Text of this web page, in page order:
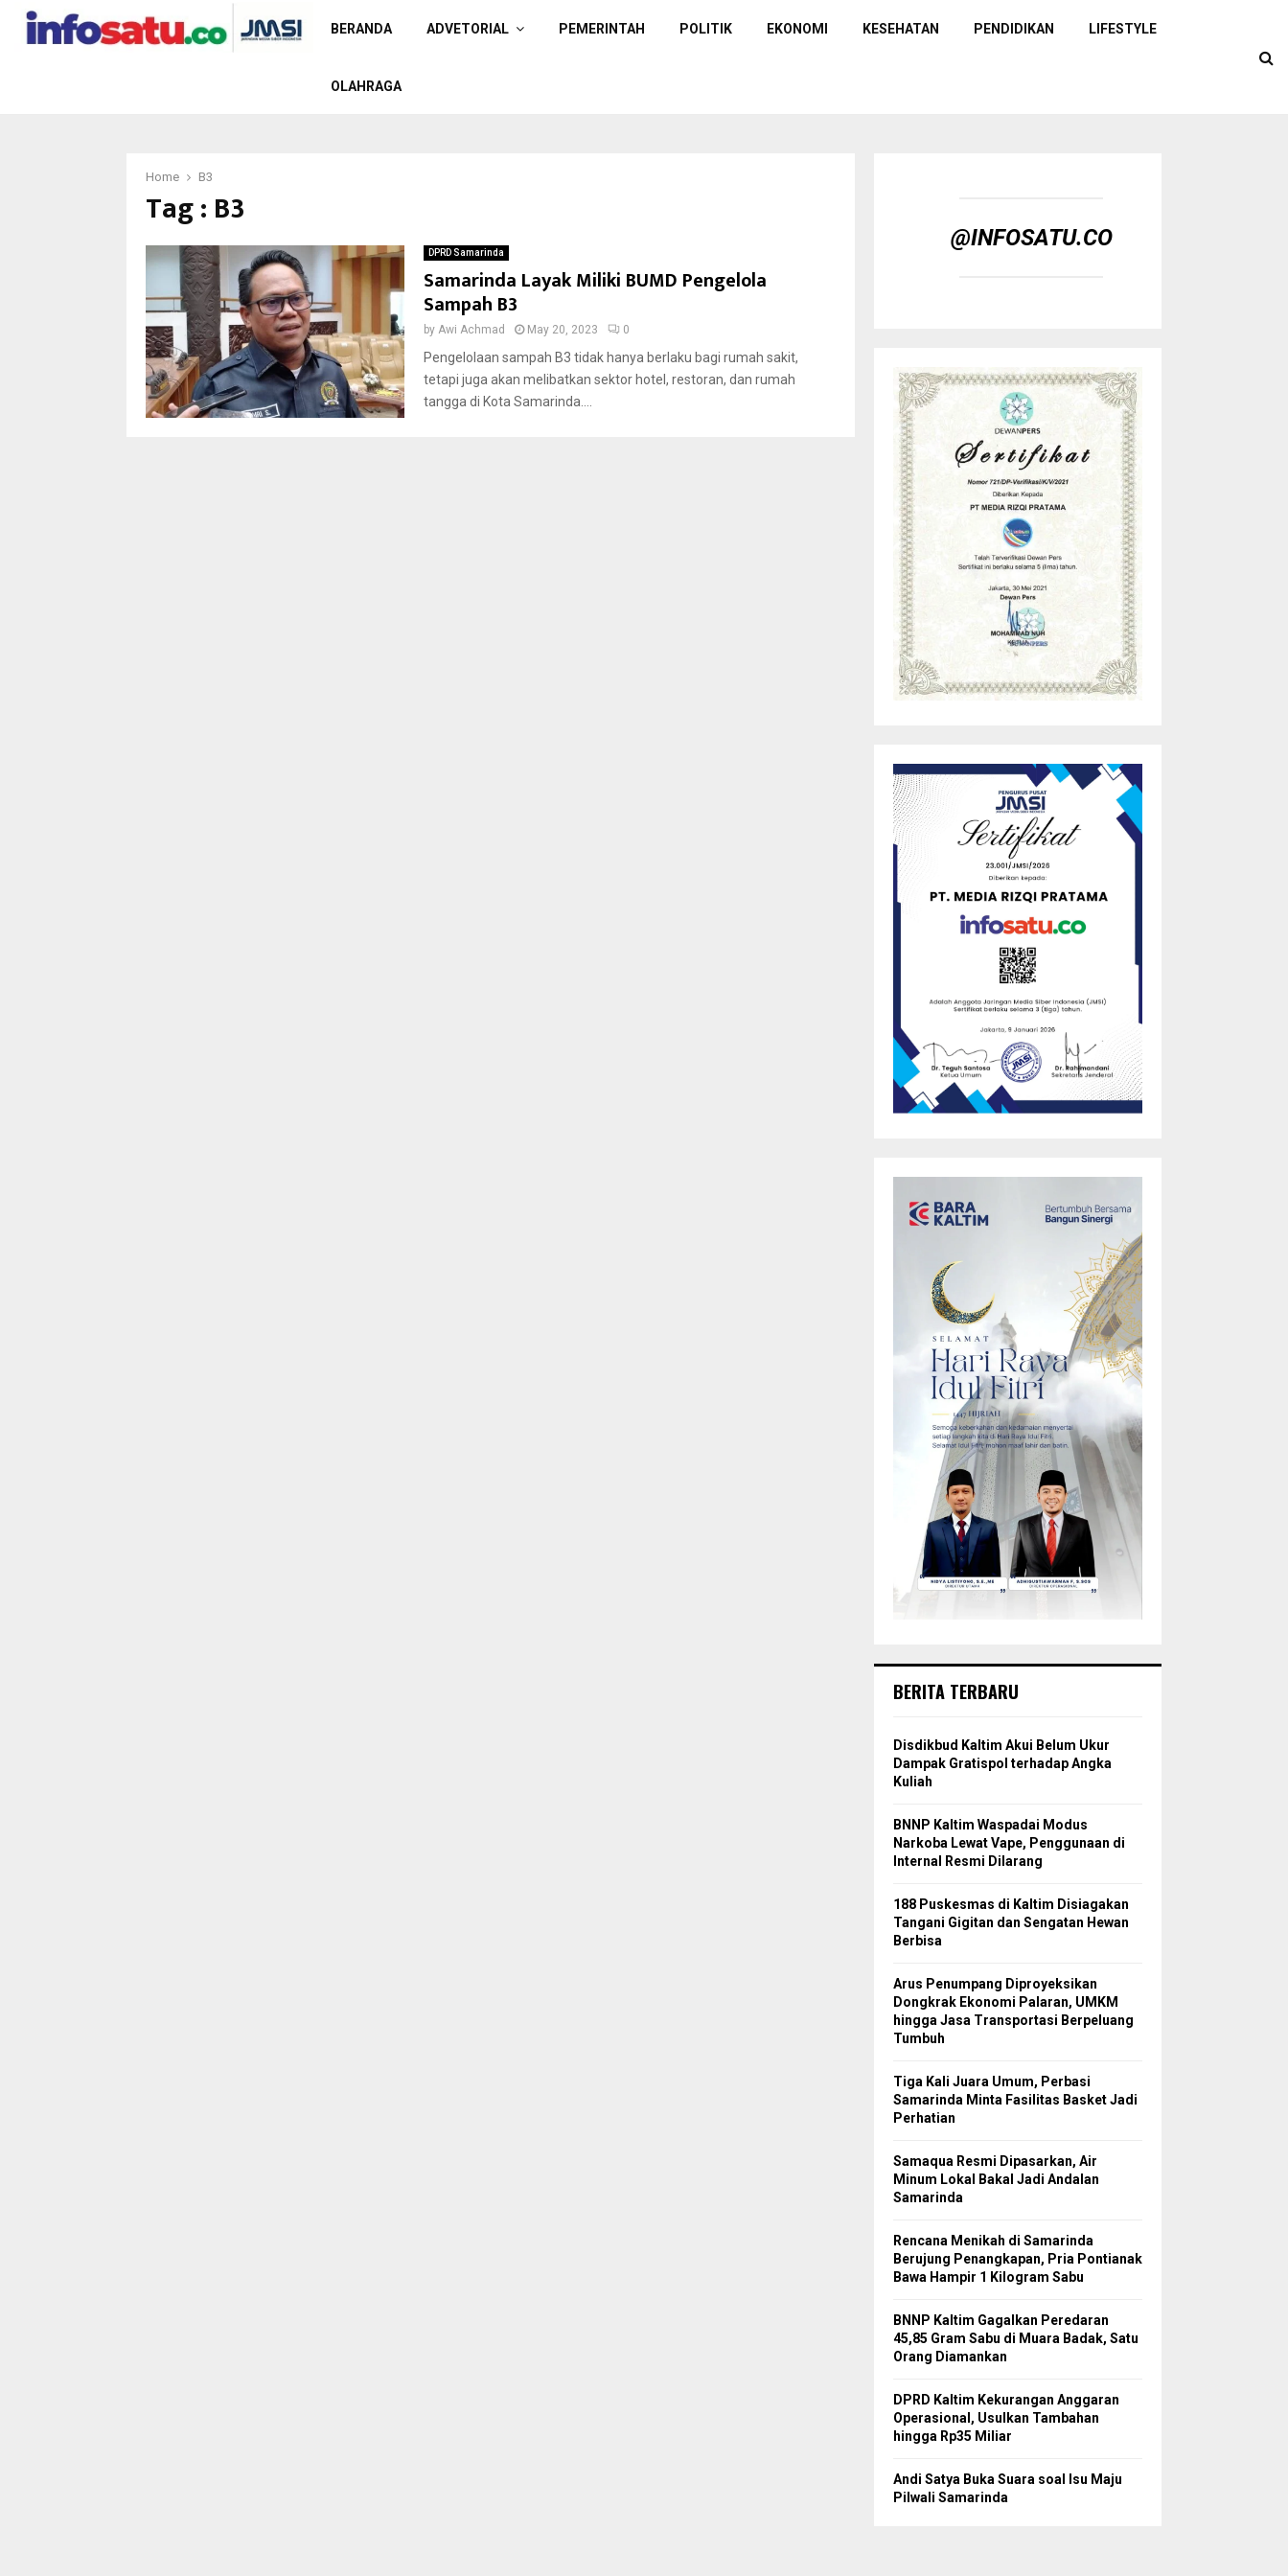
BERANDA ADVETORIAL PEMERINTAH POLITIK EKONOMI KESEHATAN PENDIDIKAN LIFESTYLE
OLAHRAGA
Home B3
Tag : B3
DPRD Samarinda
Samarinda Layak Miliki BUMD Pengelola
Sampah B3
by Awi Achmad May 20, 2023 0
Pengelolaan sampah B3 tidak hanya berlaku bagi rumah sakit,
tetapi juga akan melibatkan sektor hotel, restoran, dan rumah
tangga di Kota Samarinda....
@INFOSATU.CO
BERITA TERBARU
Disdikbud Kaltim Akui Belum Ukur
Dampak Gratispol terhadap Angka
Kuliah
BNNP Kaltim Waspadai Modus
Narkoba Lewat Vape, Penggunaan di
Internal Resmi Dilarang
188 Puskesmas di Kaltim Disiagakan
Tangani Gigitan dan Sengatan Hewan
Berbisa
Arus Penumpang Diproyeksikan
Dongkrak Ekonomi Palaran, UMKM
hingga Jasa Transportasi Berpeluang
Tumbuh
Tiga Kali Juara Umum, Perbasi
Samarinda Minta Fasilitas Basket Jadi
Perhatian
Samaqua Resmi Dipasarkan, Air
Minum Lokal Bakal Jadi Andalan
Samarinda
Rencana Menikah di Samarinda
Berujung Penangkapan, Pria Pontianak
Bawa Hampir 1 Kilogram Sabu
BNNP Kaltim Gagalkan Peredaran
45,85 Gram Sabu di Muara Badak, Satu
Orang Diamankan
DPRD Kaltim Kekurangan Anggaran
Operasional, Usulkan Tambahan
hingga Rp35 Miliar
Andi Satya Buka Suara soal Isu Maju
Pilwali Samarinda